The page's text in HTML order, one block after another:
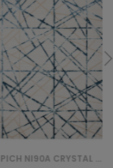
TEPPICH NI90A CRYSTAL GYU - NIEBIESKI